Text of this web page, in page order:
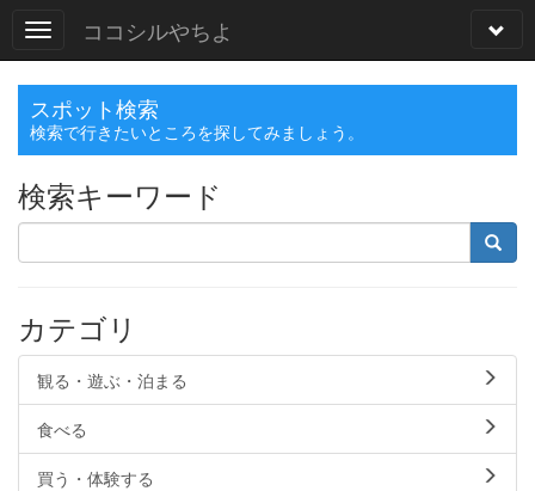
ココシルやちよ
スポット検索
検索で行きたいところを探してみましょう。
検索キーワード
カテゴリ
観る・遊ぶ・泊まる
食べる
買う・体験する